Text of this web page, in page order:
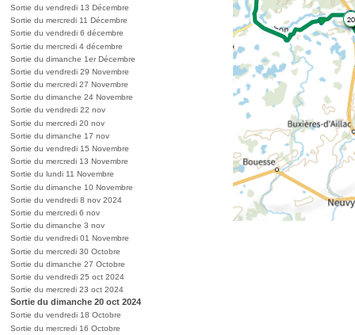
Sortie du vendredi 13 Décembre
Sortie du mercredi 11 Décembre
Sortie du vendredi 6 décembre
Sortie du mercredi 4 décembre
Sortie du dimanche 1er Décembre
Sortie du vendredi 29 Novembre
Sortie du mercredi 27 Novembre
Sortie du dimanche 24 Novembre
Sortie du vendredi 22 nov
Sortie du mercredi 20 nov
Sortie du dimanche 17 nov
Sortie du vendredi 15 Novembre
Sortie du mercredi 13 Novembre
Sortie du lundi 11 Novembre
Sortie du dimanche 10 Novembre
Sortie du vendredi 8 nov 2024
Sortie du mercredi 6 nov
Sortie du dimanche 3 nov
Sortie du vendredi 01 Novembre
Sortie du mercredi 30 Octobre
Sortie du dimanche 27 Octobre
Sortie du vendredi 25 oct 2024
Sortie du mercredi 23 oct 2024
Sortie du dimanche 20 oct 2024
Sortie du vendredi 18 Octobre
Sortie du mercredi 16 Octobre